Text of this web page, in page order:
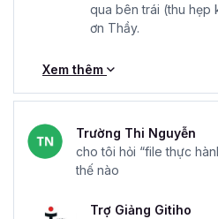
qua bên trái (thu hẹp
ơn Thầy.
Xem thêm
Trường Thi Nguyễn
cho tôi hỏi “file thực
thế nào
Trợ Giảng Gitiho